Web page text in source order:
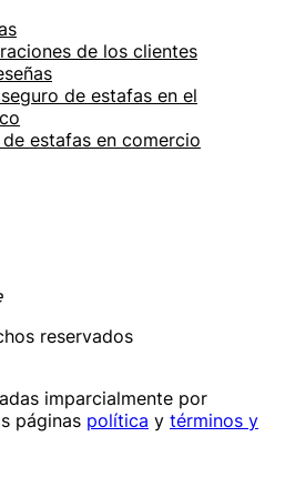
de los clientes
de estafas en el
estafas en comercio
reservados
imparcialmente por
páginas política y términos y